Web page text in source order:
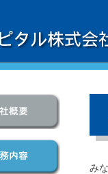
み